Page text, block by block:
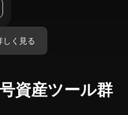
しく見る
資産ツール群